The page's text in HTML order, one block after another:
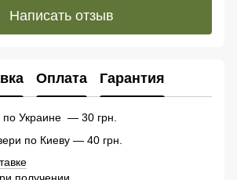
Написать отзыв
Оплата Гарантия
по Украине — 30 грн.
по Киеву — 40 грн.